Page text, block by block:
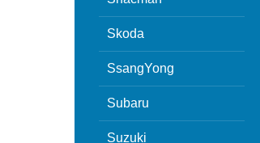
Skoda
SsangYong
Subaru
Suzuki